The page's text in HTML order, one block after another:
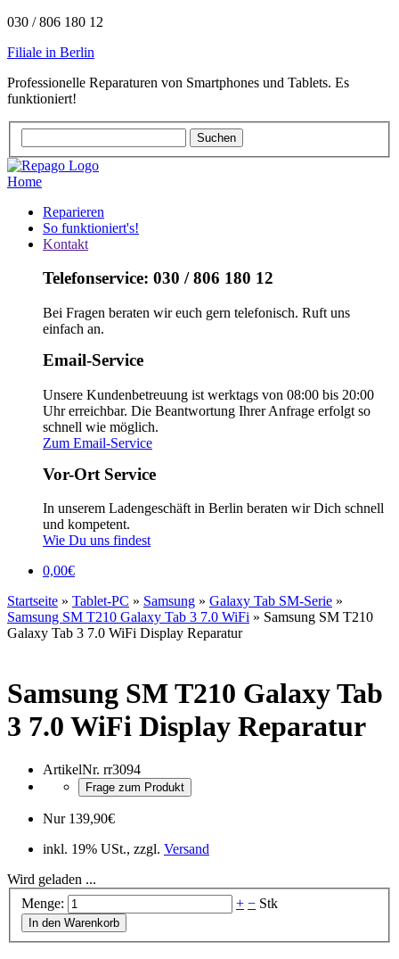
030 / 806 180 12
Filiale in Berlin
Professionelle Reparaturen von Smartphones und Tablets. Es
funktioniert!
Home
Reparieren
So funktioniert's!
Kontakt
Telefonservice: 030 / 806 180 12
Bei Fragen beraten wir euch gern telefonisch. Ruft uns
einfach an.
Email-Service
Unsere Kundenbetreuung ist werktags von 08:00 bis 20:00
Uhr erreichbar. Die Beantwortung Ihrer Anfrage erfolgt so
schnell wie möglich.
Zum Email-Service
Vor-Ort Service
In unserem Ladengeschäft in Berlin beraten wir Dich schnell
und kompetent.
Wie Du uns findest
0,00€
Startseite » Tablet-PC » Samsung » Galaxy Tab SM-Serie »
Samsung SM T210 Galaxy Tab 3 7.0 WiFi » Samsung SM T210
Galaxy Tab 3 7.0 WiFi Display Reparatur
Samsung SM T210 Galaxy Tab
3 7.0 WiFi Display Reparatur
ArtikelNr. rr3094
Frage zum Produkt
Nur 139,90€
inkl. 19% USt., zzgl. Versand
Wird geladen ...
Menge:
+ − Stk
In den Warenkorb